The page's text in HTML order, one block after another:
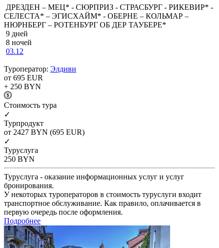
ДРЕЗДЕН – МЕЦ* - СЮРПРИЗ - СТРАСБУРГ - РИКЕВИР* -
СЕЛЕСТА* – ЭГИСХАЙМ* - ОБЕРНЕ – КОЛЬМАР –
НЮРНБЕРГ – РОТЕНБУРГ ОБ ДЕР ТАУБЕРЕ*
9 дней
8 ночей
03.12
Туроператор: Элдиви
от 695 EUR
+ 250 BYN
Cтоимость тура
✓
Турпродукт
от 2427 BYN (695 EUR)
✓
Туруслуга
250 BYN
Туруслуга - оказание информационных услуг и услуг
бронирования.
У некоторых туроператоров в стоимость туруслуги входит
транспортное обслуживание. Как правило, оплачивается в
первую очередь после оформления.
Подробнее